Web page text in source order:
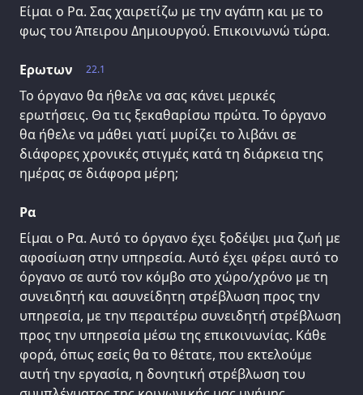
Είμαι ο Ρα. Σας χαιρετίζω με την αγάπη και με το
φως του Άπειρου Δημιουργού. Επικοινωνώ τώρα.
22.1
Ερωτων
Το όργανο θα ήθελε να σας κάνει μερικές
ερωτήσεις. Θα τις ξεκαθαρίσω πρώτα. Το όργανο
θα ήθελε να μάθει γιατί μυρίζει το λιβάνι σε
διάφορες χρονικές στιγμές κατά τη διάρκεια της
ημέρας σε διάφορα μέρη;
Ρα
Είμαι ο Ρα. Αυτό το όργανο έχει ξοδέψει μια ζωή με
αφοσίωση στην υπηρεσία. Αυτό έχει φέρει αυτό το
όργανο σε αυτό τον κόμβο στο χώρο/χρόνο με τη
συνειδητή και ασυνείδητη στρέβλωση προς την
υπηρεσία, με την περαιτέρω συνειδητή στρέβλωση
προς την υπηρεσία μέσω της επικοινωνίας. Κάθε
φορά, όπως εσείς θα το θέτατε, που εκτελούμε
αυτή την εργασία, η δονητική στρέβλωση του